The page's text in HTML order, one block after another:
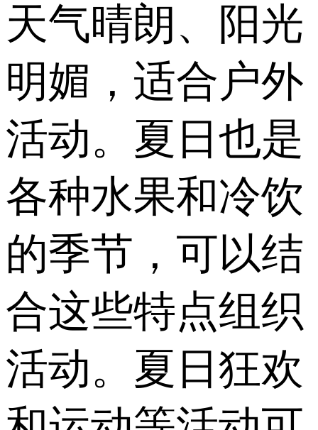
天气晴朗、阳光
明媚，适合户外
活动。夏日也是
各种水果和冷饮
的季节，可以结
合这些特点组织
活动。夏日狂欢